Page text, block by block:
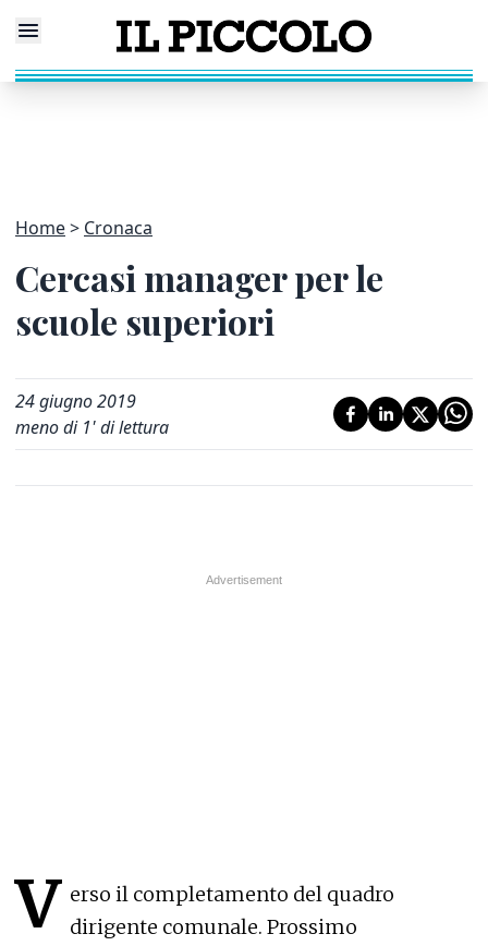
Home Cronaca
Cercasi manager per le
scuole superiori
24 giugno 2019
meno di 1' di lettura
V erso il completamento del quadro
dirigente comunale. Prossimo